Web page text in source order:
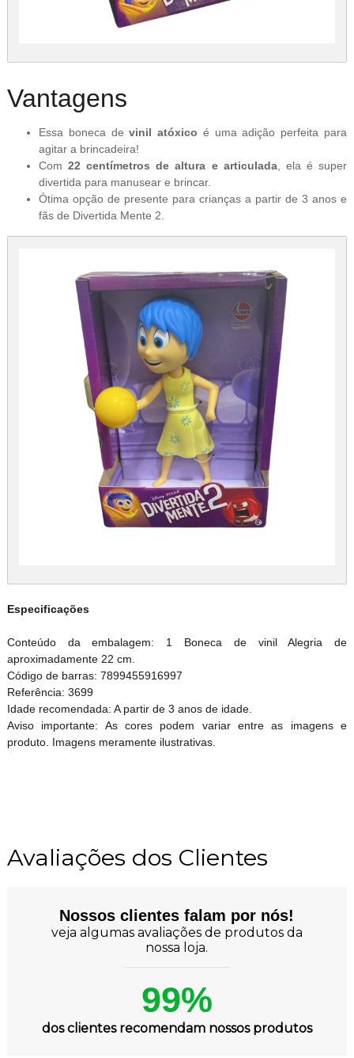
Vantagens
Essa boneca devinil atóxico é uma adição perfeita para
agitar a brincadeira!
Com 22 centímetros de altura e articulada, ela é super
divertida para manusear e brincar.
Ótima opção de presente para crianças a partir de 3 anos e
fãs de Divertida Mente 2.
Especificações
Conteúdo da embalagem: 1 Boneca de vinil Alegria de
aproximadamente 22 cm.
Código de barras: 7899455916997
Referência: 3699
Idade recomendada: A partir de 3 anos de idade.
Aviso importante: As cores podem variar entre as imagens e
produto. Imagens meramente ilustrativas.
Avaliações dos Clientes
Nossos clientes falam por nós!
veja algumas avaliações de produtos da
nossa loja.
99%
dos clientes recomendam nossos produtos